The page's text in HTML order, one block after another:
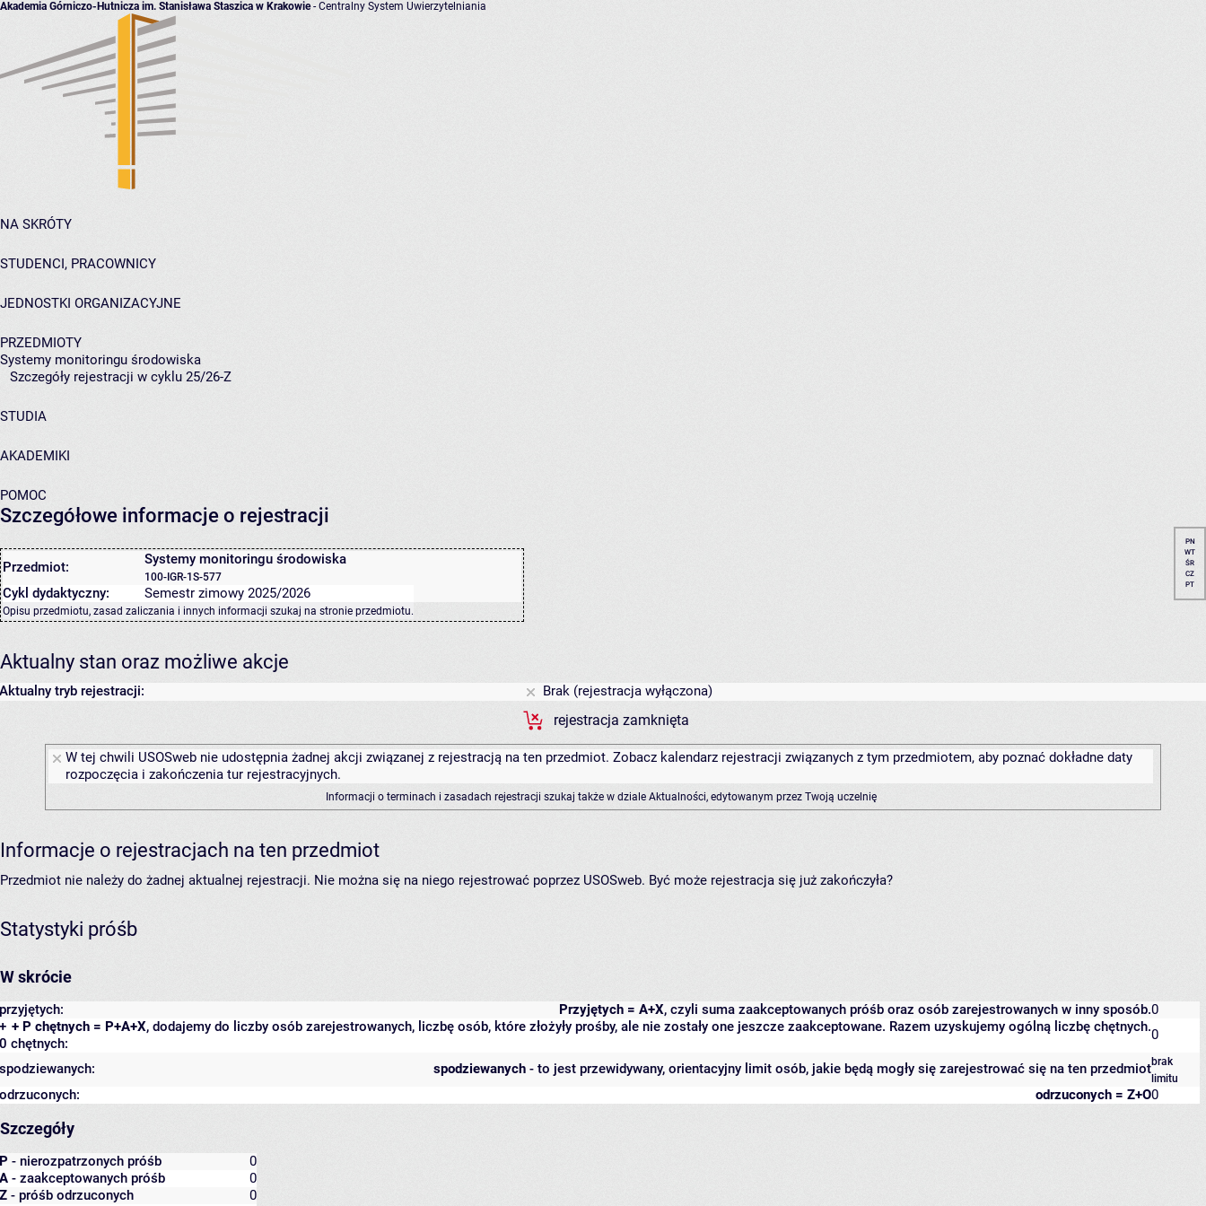
Akademia Górniczo-Hutnicza im. Stanisława Staszica w Krakowie- Centralny System Uwierzytelniania
NA SKRÓTY
STUDENCI, PRACOWNICY
JEDNOSTKI ORGANIZACYJNE
PRZEDMIOTY
Systemy monitoringu środowiska
Szczegóły rejestracji w cyklu 25/26-Z
STUDIA
AKADEMIKI
POMOC
Szczegółowe informacje o rejestracji
Przedmiot: Systemy monitoringu środowiska
100-IGR-1S-577
Cykl dydaktyczny: Semestr zimowy 2025/2026
Opisu przedmiotu, zasad zaliczania i innych informacji szukaj na stronie przedmiotu.
PN
WT
ŚR
CZ
PT
Aktualny stan oraz możliwe akcje
Aktualny tryb rejestracji:
Brak (rejestracja wyłączona)
rejestracja zamknięta
W tej chwili USOSweb nie udostępnia żadnej akcji związanej z rejestracją na ten przedmiot. Zobacz kalendarz rejestracji związanych z tym przedmiotem, aby poznać dokładne daty
rozpoczęcia i zakończenia tur rejestracyjnych.
Informacji o terminach i zasadach rejestracji szukaj także w dziale Aktualności, edytowanym przez Twoją uczelnię
Informacje o rejestracjach na ten przedmiot
Przedmiot nie należy do żadnej aktualnej rejestracji. Nie można się na niego rejestrować poprzez USOSweb. Być może rejestracja się już zakończyła?
Statystyki próśb
W skrócie
Przyjętych = A+X, czyli suma zaakceptowanych próśb oraz osób zarejestrowanych w inny sposób.
przyjętych:
0
+ P chętnych = P+A+X, dodajemy do liczby osób zarejestrowanych, liczbę osób, które złożyły prośby, ale nie zostały one jeszcze zaakceptowane. Razem uzyskujemy ogólną liczbę chętnych.
+
0 chętnych:
0
spodziewanych - to jest przewidywany, orientacyjny limit osób, jakie będą mogły się zarejestrować się na ten przedmiot
spodziewanych:
brak
limitu
odrzuconych = Z+O
odrzuconych: 0
Szczegóły
P - nierozpatrzonych próśb
0
A - zaakceptowanych próśb
0
Z - próśb odrzuconych
0